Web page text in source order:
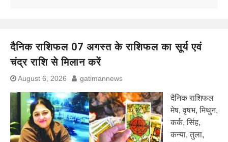
दैनिक राशिफल 07 अगस्त के राशिफल का सूर्य एवं
चंद्र राशि से मिलान करें
August 6, 2026 gatimannews
दैनिक राशिफल
मेष, वृषभ, मिथुन,
कर्क, सिंह,
कन्या, तुला,